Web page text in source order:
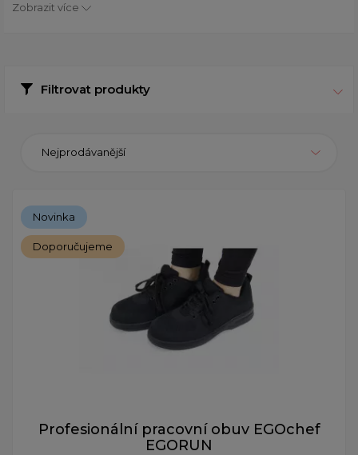
Zobrazit více
Filtrovat produkty
Nejprodávanější
Novinka
Doporučujeme
Profesionální pracovní obuv EGOchef
EGORUN